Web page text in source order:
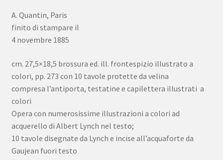
A. Quantin, Paris
finito di stampare il
4 novembre 1885
cm. 27,5×18,5 brossura ed. ill. frontespizio illustrato a
colori, pp. 273 con 10 tavole protette da velina
compresa l’antiporta, testatine e capilettera illustrati a
colori
Opera con numerosissime illustrazioni a colori ad
acquerello di Albert Lynch nel testo;
10 tavole disegnate da Lynch e incise all’acquaforte da
Gaujean fuori testo